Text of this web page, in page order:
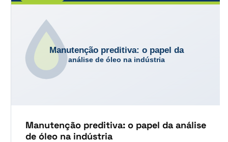
Manutenção preditiva: o papel da análise
de óleo na indústria